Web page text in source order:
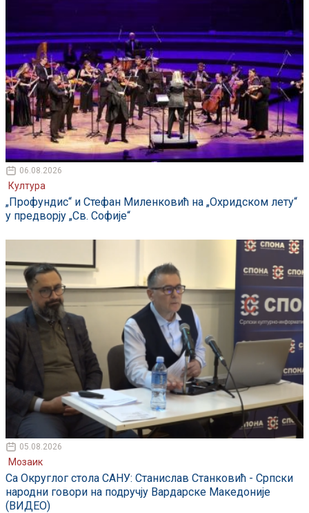
06.08.2026
Култура
„Профундис“ и Стефан Миленковић на „Охридском лету“
у предворју „Св. Софије“
05.08.2026
Мозаик
Са Округлог стола САНУ: Станислав Станковић - Српски
народни говори на подручју Вардарске Македоније
(ВИДЕО)